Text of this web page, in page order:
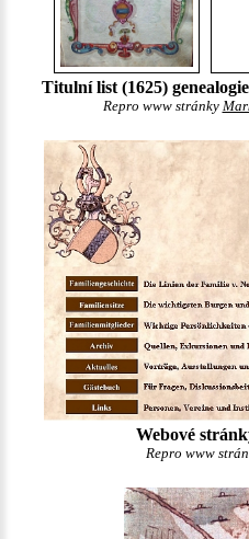
Titulní list (1625)
Repro www stránky
Webové
Repro www